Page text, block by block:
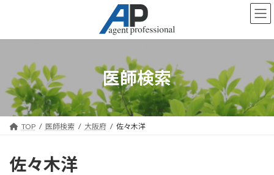
ン
キ
プ
ー
に
動
医師検索
TOP 医師検索 大阪府 佐々木洋
佐々木洋